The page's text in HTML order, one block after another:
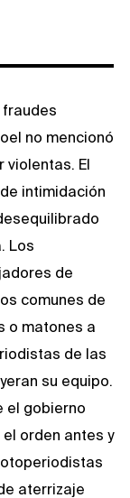
no mencionó
violentas. El
intimidación
Los
de
comunes de
o matones a
de las
su equipo.
el gobierno
orden antes y
aterrizaje